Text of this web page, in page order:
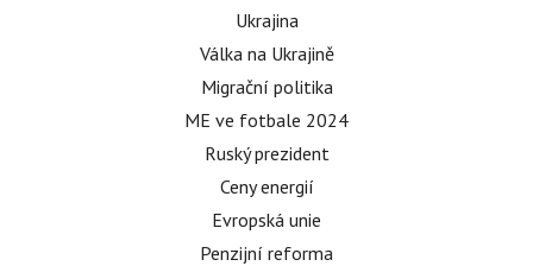
Ukrajina
Válka na Ukrajině
Migrační politika
ME ve fotbale 2024
Ruský prezident
Ceny energií
Evropská unie
Penzijní reforma